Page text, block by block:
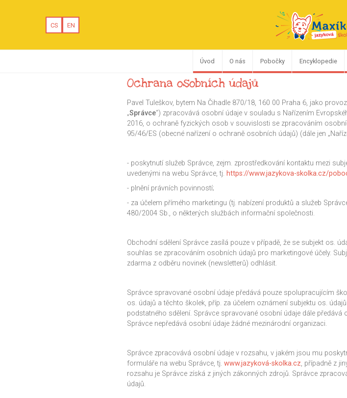
CS EN
Úvod O nás Pobočky Encyklopedie
Ochrana osobních údajů
Pavel Tuleškov, bytem Na Čihadle 870/18, 160 00 Praha 6, jako
„Správce“) zpracovává osobní údaje v souladu s Nařízením
2016, o ochraně fyzických osob v souvislosti se zpracováním
95/46/ES (obecné nařízení o ochraně osobních údajů) (dále jen
- poskytnutí služeb Správce, zejm. zprostředkování kontaktu mezi
uvedenými na webu Správce, tj. https://www.jazykova-skolka.cz/
- plnění právních povinností;
- za účelem přímého marketingu (tj. nabízení produktů a služeb
480/2004 Sb., o některých službách informační společnosti.
Obchodní sdělení Správce zasílá pouze v případě, že se subjekt os.
souhlas se zpracováním osobních údajů pro marketingové účely.
zdarma z odběru novinek (newsletterů) odhlásit.
Správce spravované osobní údaje předává pouze spolupracujícím
os. údajů a těchto školek, příp. za účelem oznámení subjektu os.
podstatného sdělení. Správce spravované osobní údaje dále
Správce nepředává osobní údaje žádné mezinárodní organizaci.
Správce zpracovává osobní údaje v rozsahu, v jakém jsou mu
formuláře na webu Správce, tj. www.jazyková-skolka.cz, případně z
rozsahu je Správce získá z jiných zákonných zdrojů. Správce
údajů.